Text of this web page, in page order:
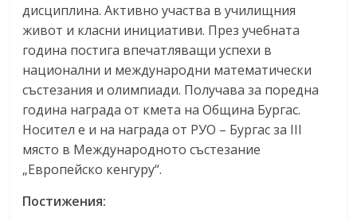
дисциплина. Активно участва в училищния
живот и класни инициативи. През учебната
година постига впечатляващи успехи в
национални и международни математически
състезания и олимпиади. Получава за поредна
година награда от кмета на Община Бургас.
Носител е и на награда от РУО – Бургас за III
място в Международното състезание
„Европейско кенгуру“.
Постижения: